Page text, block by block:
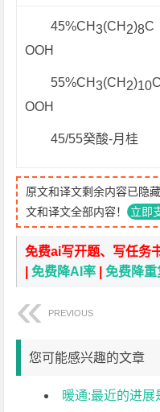
45%CH 3(CH 2)8C
OOH
55%CH 3(CH 2)10C
OOH
45/55癸酸-月桂
原文和译文剩余内容已隐
文和译文全部内容！ 立即
免费ai写开题、写任务
|免费降AI率 |免费降重
PREVIOUS
您可能感兴趣的文章
暖通:最近的进展是在监